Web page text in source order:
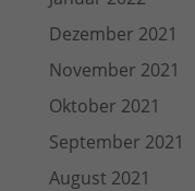
Dezember 2021
November 2021
Oktober 2021
September 2021
August 2021